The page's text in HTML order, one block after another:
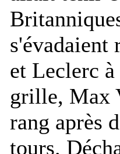
s'évadaient
et Leclerc
grille, Max
rang après
tours.